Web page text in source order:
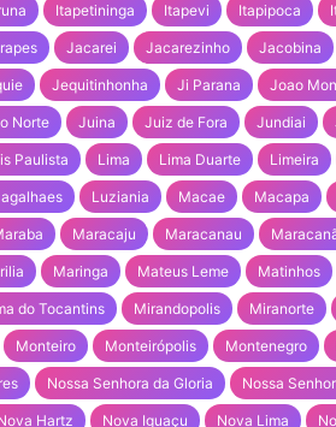
Itapetininga Itapevi Itapipoca
Jacarei Jacarezinho Jacobina
Jequitinhonha Ji Parana Joao
Norte Juina Juiz de Fora Jundiai
Paulista Lima Lima Duarte Limeira
Luziania Macae Macapa
Maracaju Maracanau
Maringa Mateus Leme Matinhos
do Tocantins Mirandopolis Miranorte
Monteiro Monteirópolis Montenegro
Nossa Senhora da Gloria Nossa
Hartz Nova Iguaçu Nova Lima